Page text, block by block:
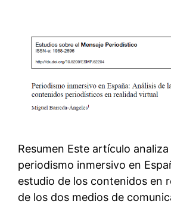
Resumen Este artículo
periodismo inmersivo en
estudio de los contenidos en
de los dos medios de